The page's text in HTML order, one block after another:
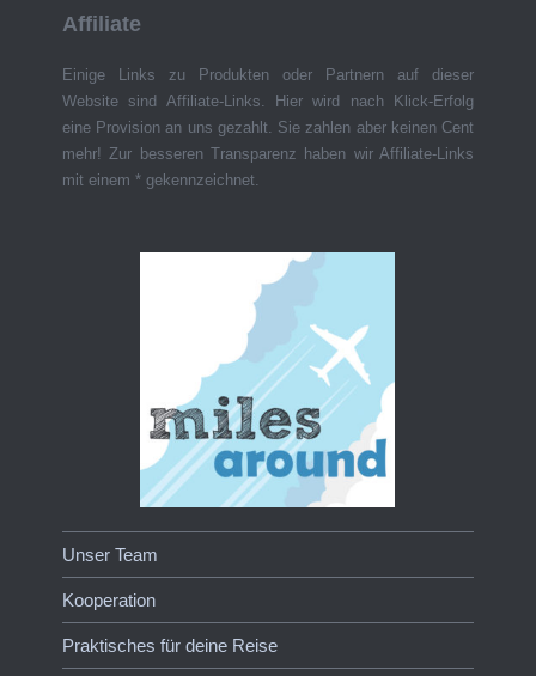
Affiliate
Einige Links zu Produkten oder Partnern auf dieser
Website sind Affiliate-Links. Hier wird nach Klick-Erfolg
eine Provision an uns gezahlt. Sie zahlen aber keinen Cent
mehr! Zur besseren Transparenz haben wir Affiliate-Links
mit einem * gekennzeichnet.
Unser Team
Kooperation
Praktisches für deine Reise